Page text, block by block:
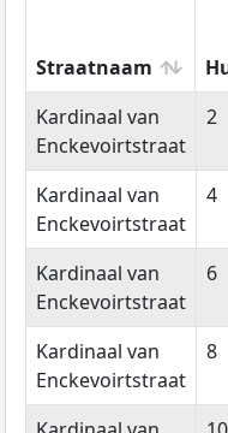
Straatnaam
Straatnaam
Kardinaal van
Enckevoirtstraat
2
Kardinaal van
Enckevoirtstraat
4
Kardinaal van
Enckevoirtstraat
6
Kardinaal van
Enckevoirtstraat
8